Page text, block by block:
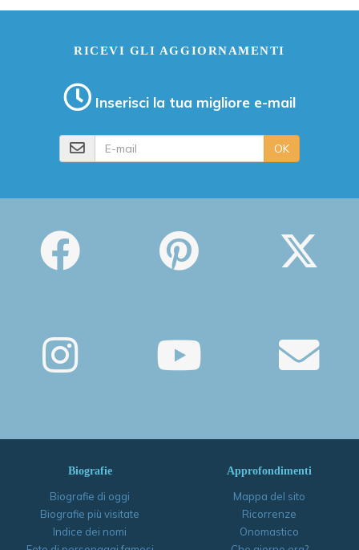
RICEVI GLI AGGIORNAMENTI
Inserisci la tua migliore e-mail
OK
Biografie
Biografie di oggi
Biografie più visitate
Indice dei nomi
Approfondimenti
Mappa del sito
Ricorrenze
Onomastico